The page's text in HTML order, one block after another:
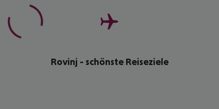
Rovinj - schönste Reiseziele